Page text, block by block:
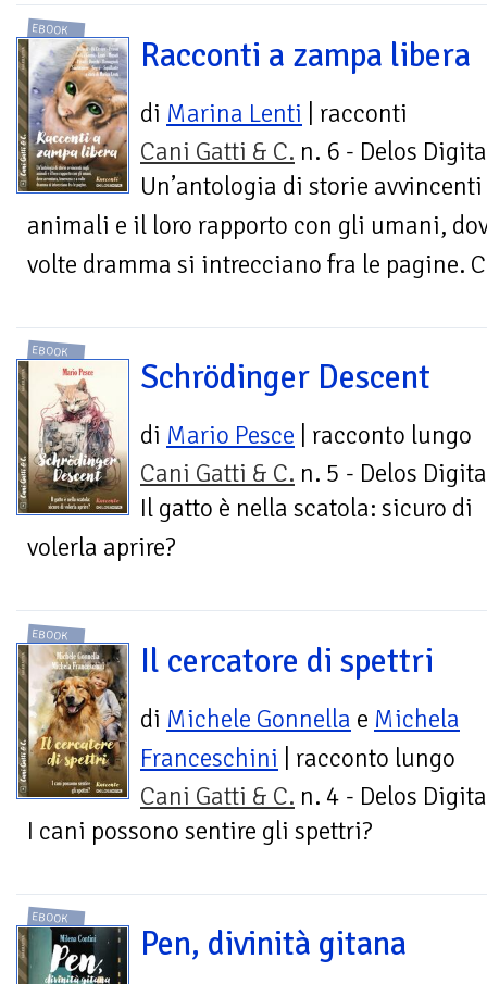
EBOOK
Racconti a zampa libera
di Marina Lenti | racconti
Cani Gatti & C. n. 6 - Delos
Un’antologia di storie
animali e il loro rapporto con gli umani,
volte dramma si intrecciano fra le pagine.
EBOOK
Schrödinger Descent
di Mario Pesce | racconto lungo
Cani Gatti & C. n. 5 - Delos
Il gatto è nella scatola: sicuro di
volerla aprire?
EBOOK
Il cercatore di spettri
di Michele Gonnella e Michela
Franceschini | racconto lungo
Cani Gatti & C. n. 4 - Delos
I cani possono sentire gli spettri?
EBOOK
Pen, divinità gitana